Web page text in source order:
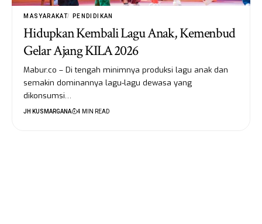
MASYARAKAT PENDIDIKAN
Hidupkan Kembali Lagu Anak, Kemenbud
Gelar Ajang KILA 2026
Mabur.co – Di tengah minimnya produksi lagu anak dan
semakin dominannya lagu-lagu dewasa yang
dikonsumsi…
JH KUSMARGANA 4 MIN READ